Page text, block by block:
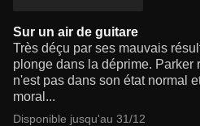
Sur un air de guitare
Très déçu par ses mauvais
plonge dans la déprime. Parker
n'est pas dans son état normal
moral...
Disponible jusqu'au 31/12